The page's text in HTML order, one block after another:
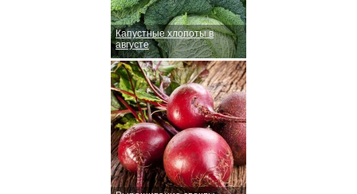
Капустные хлопоты в
августе